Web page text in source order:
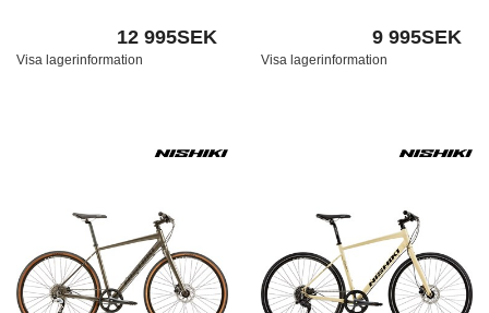
12 995SEK
Visa lagerinformation
9 995SEK
Visa lagerinformation